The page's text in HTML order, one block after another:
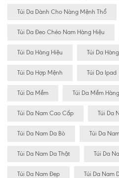
Túi Da Dành Cho Nàng Mệnh Thổ
Túi Da Đeo Chéo Nam Hàng Hiệu
Túi Da Hàng Hiệu Túi Da
Túi Da Hợp Mệnh Túi Da Ipad
Túi Da Mềm Túi Da Mềm
Túi Da Nam Cao Cấp Túi Da
Túi Da Nam Da Bò Túi Da
Túi Da Nam Da Thật Túi Da
Túi Da Nam Đẹp Túi Da Nam